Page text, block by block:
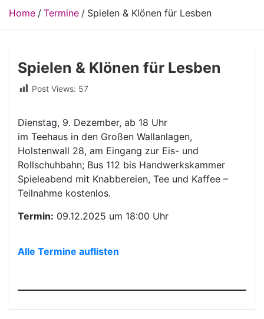
Home Termine Spielen & Klönen für Lesben
Spielen & Klönen für Lesben
Post Views: 57
Dienstag, 9. Dezember, ab 18 Uhr
im Teehaus in den Großen Wallanlagen,
Holstenwall 28, am Eingang zur Eis- und
Rollschuhbahn; Bus 112 bis Handwerkskammer
Spieleabend mit Knabbereien, Tee und Kaffee –
Teilnahme kostenlos.
Termin: 09.12.2025 um 18:00 Uhr
Alle Termine auflisten